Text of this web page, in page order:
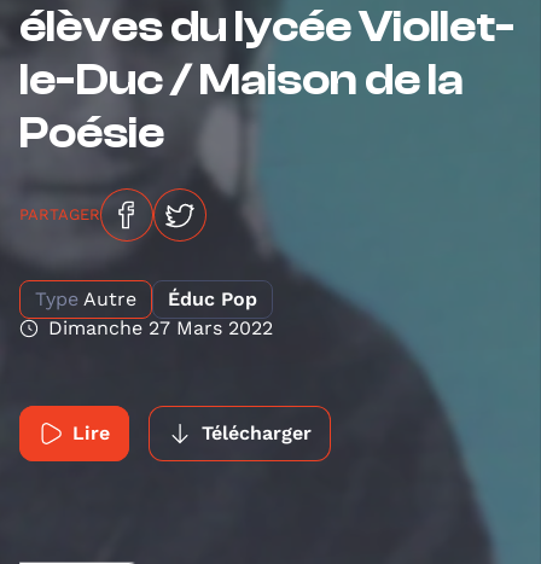
élèves du lycée Viollet-
le-Duc / Maison de la
Poésie
PARTAGER
Type Autre
Éduc Pop
Dimanche 27 Mars 2022
Lire Télécharger